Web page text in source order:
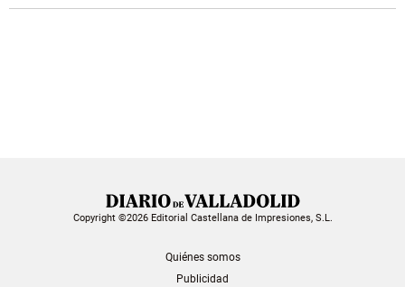
Copyright ©2026 Editorial Castellana de Impresiones, S.L.
Quiénes somos
Publicidad